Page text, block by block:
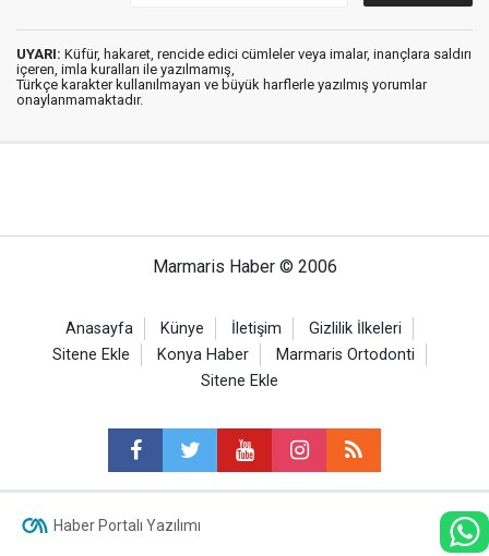
UYARI: Küfür, hakaret, rencide edici cümleler veya imalar, inançlara saldırı
içeren, imla kuralları ile yazılmamış,
Türkçe karakter kullanılmayan ve büyük harflerle yazılmış yorumlar
onaylanmamaktadır.
Marmaris Haber © 2006
Anasayfa Künye İletişim
Gizlilik İlkeleri
Sitene Ekle
Konya Haber
Marmaris Ortodonti
Sitene Ekle
Haber Portalı Yazılımı